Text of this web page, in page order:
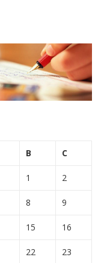
B C
1 2
8 9
15 16
22 23